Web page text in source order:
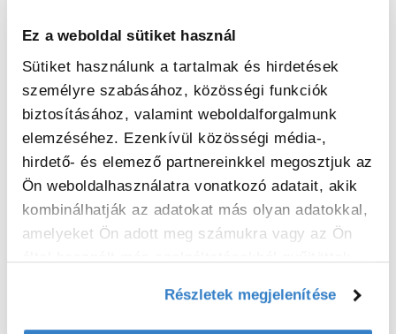
Ez a weboldal sütiket használ
Sütiket használunk a tartalmak és hirdetések
személyre szabásához, közösségi funkciók
biztosításához, valamint weboldalforgalmunk
elemzéséhez. Ezenkívül közösségi média-,
hirdető- és elemező partnereinkkel megosztjuk az
Ön weboldalhasználatra vonatkozó adatait, akik
kombinálhatják az adatokat más olyan adatokkal,
amelyeket Ön adott meg számukra vagy az Ön
által használt más szolgáltatásokból gyűjtöttek.
Részletek megjelenítése
info.hq@vpkgroup.com
www.vpkgroup.com